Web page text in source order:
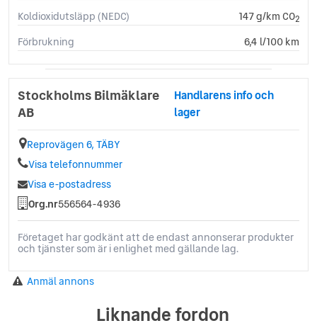
Koldioxidutsläpp (NEDC)
147 g/km CO2
Förbrukning 6,4 l/100 km
Stockholms Bilmäklare
AB
Handlarens info och
lager
Reprovägen 6, TÄBY
Visa telefonnummer
Visa e-postadress
Org.nr556564-4936
Företaget har godkänt att de endast annonserar produkter
och tjänster som är i enlighet med gällande lag.
Anmäl annons
Liknande fordon